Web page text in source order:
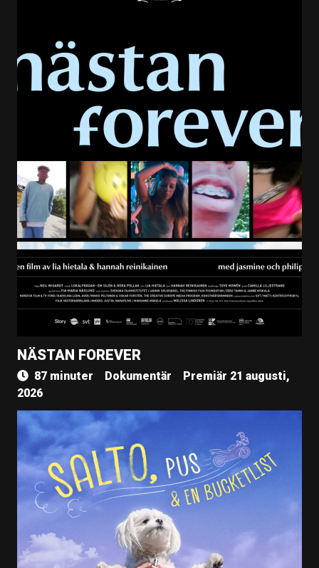
NÄSTAN FOREVER
87 minuter Dokumentär
Premiär 21 augusti,
2026